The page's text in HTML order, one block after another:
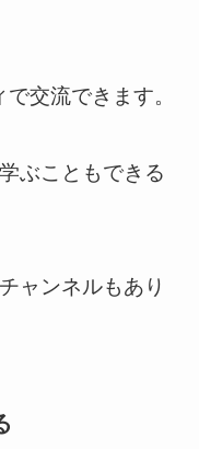
交流できます。
ぶこともできる
ャンネルもあり